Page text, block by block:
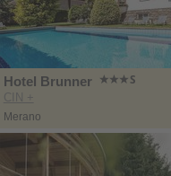
Hotel Brunner
CIN +
Merano